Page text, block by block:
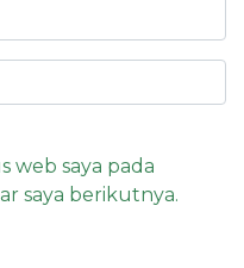
web saya pada
saya berikutnya.